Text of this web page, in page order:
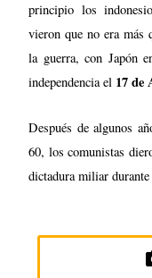
principio los
vieron que no era más
la guerra, con Japón
independencia el 17 de
Después de algunos
60, los comunistas
dictadura miliar durante